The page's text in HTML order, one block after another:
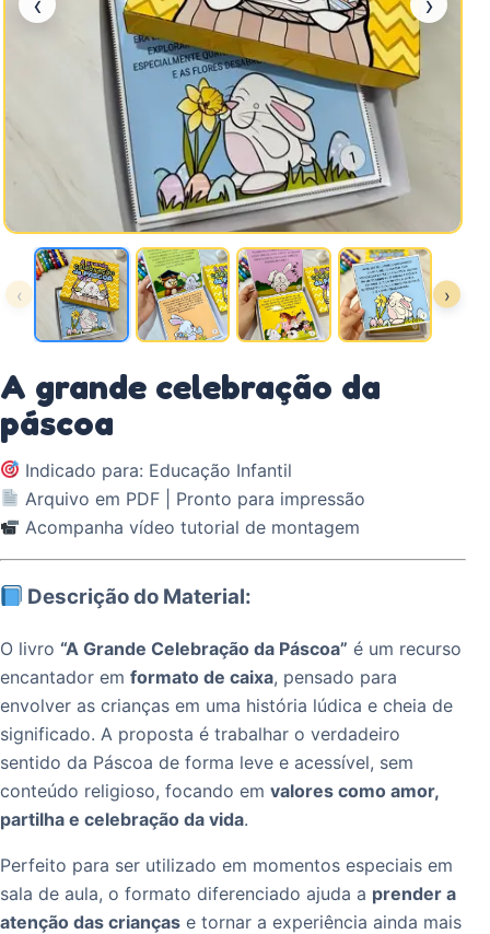
‹ ›
A grande celebração da
páscoa
Indicado para: Educação Infantil
Arquivo em PDF | Pronto para impressão
Acompanha vídeo tutorial de montagem
Descrição do Material:
O livro “A Grande Celebração da Páscoa” é um recurso
encantador em formato de caixa, pensado para
envolver as crianças em uma história lúdica e cheia de
significado. A proposta é trabalhar o verdadeiro
sentido da Páscoa de forma leve e acessível, sem
conteúdo religioso, focando em valores como amor,
partilha e celebração da vida.
Perfeito para ser utilizado em momentos especiais em
sala de aula, o formato diferenciado ajuda a prender a
atenção das crianças e tornar a experiência ainda mais